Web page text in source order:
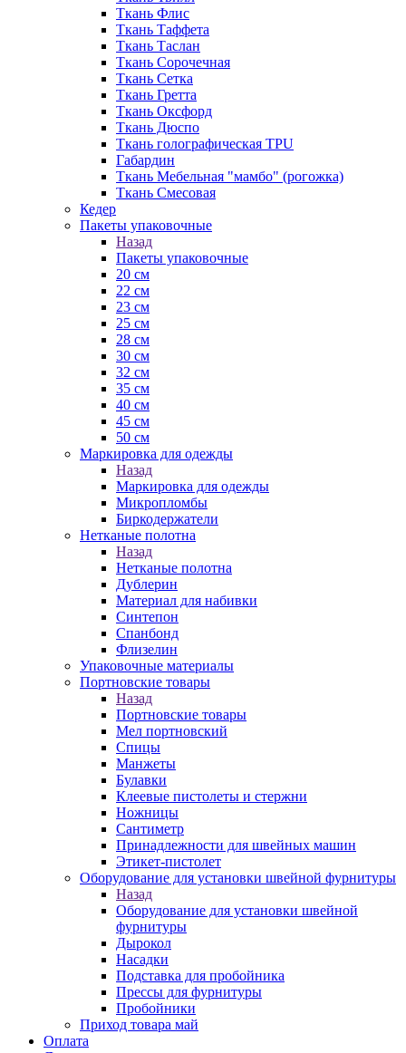
Ткань Флис
Ткань Таффета
Ткань Таслан
Ткань Сорочечная
Ткань Сетка
Ткань Гретта
Ткань Оксфорд
Ткань Дюспо
Ткань голографическая TPU
Габардин
Ткань Мебельная "мамбо" (рогожка)
Ткань Смесовая
Кедер
Пакеты упаковочные
Назад
Пакеты упаковочные
20 см
22 см
23 см
25 см
28 см
30 см
32 см
35 см
40 см
45 см
50 см
Маркировка для одежды
Назад
Маркировка для одежды
Микропломбы
Биркодержатели
Нетканые полотна
Назад
Нетканые полотна
Дублерин
Материал для набивки
Синтепон
Спанбонд
Флизелин
Упаковочные материалы
Портновские товары
Назад
Портновские товары
Мел портновский
Спицы
Манжеты
Булавки
Клеевые пистолеты и стержни
Ножницы
Сантиметр
Принадлежности для швейных машин
Этикет-пистолет
Оборудование для установки швейной фурнитуры
Назад
Оборудование для установки швейной
фурнитуры
Дырокол
Насадки
Подставка для пробойника
Прессы для фурнитуры
Пробойники
Приход товара май
Оплата